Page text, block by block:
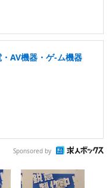
AV機器・ゲ-ム機器
Sponsored by